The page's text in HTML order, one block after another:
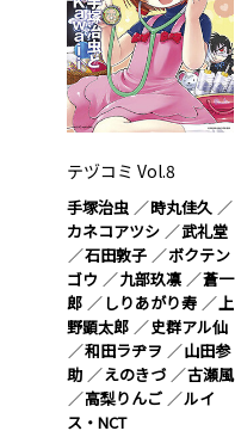
テヅコミ Vol.8
手塚治虫
時丸佳久
カネコアツシ
武礼堂
石田敦子
ボクテン
ゴウ
九部玖凛
蒼一
郎
しりあがり寿
上
野顕太郎
史群アル仙
和田ラヂヲ
山田参
助
えのきづ
古瀬風
高梨りんご
ルイ
ス・NCT